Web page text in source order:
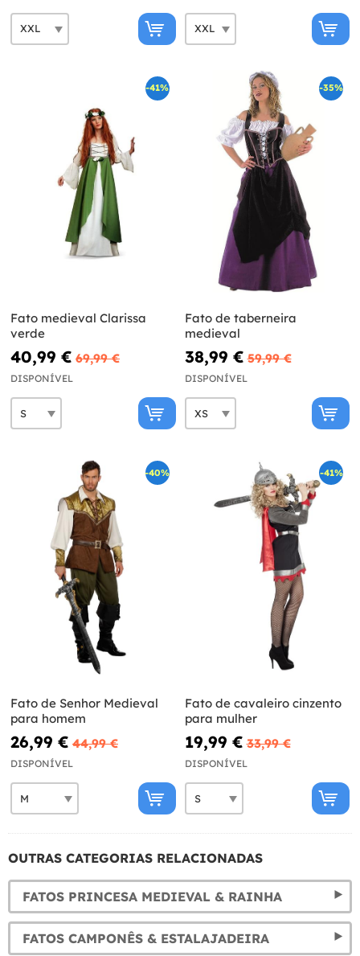
-41%
Fato medieval Clarissa
verde
40,99 € 69,99 €
DISPONÍVEL
-35%
Fato de taberneira
medieval
38,99 € 59,99 €
DISPONÍVEL
-40%
Fato de Senhor Medieval
para homem
26,99 € 44,99 €
DISPONÍVEL
-41%
Fato de cavaleiro cinzento
para mulher
19,99 € 33,99 €
DISPONÍVEL
OUTRAS CATEGORIAS RELACIONADAS
FATOS PRINCESA MEDIEVAL & RAINHA
FATOS CAMPONÊS & ESTALAJADEIRA